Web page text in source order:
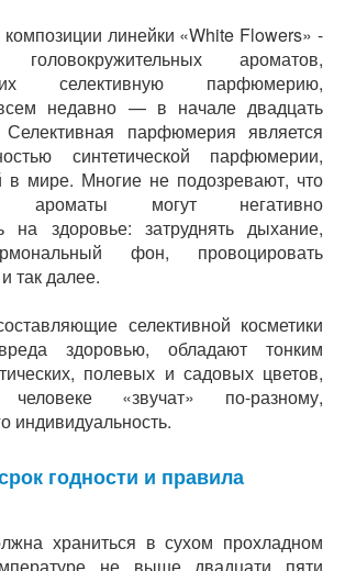
линейки «White Flowers» -
ароматов,
селективную парфюмерию,
недавно — в начале двадцать
парфюмерия является
синтетической парфюмерии,
мире. Многие не подозревают, что
ароматы могут негативно
на здоровье: затруднять дыхание,
фон, провоцировать
так далее.
селективной косметики
здоровью, обладают тонким
полевых и садовых цветов,
«звучат» по-разному,
индивидуальность.
годности и правила
храниться в сухом прохладном